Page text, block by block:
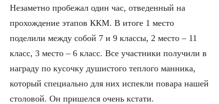
Незаметно пробежал один час, отведенный на
прохождение этапов ККМ. В итоге 1 место
поделили между собой 7 и 9 классы, 2 место – 11
класс, 3 место – 6 класс. Все участники получили в
награду по кусочку душистого теплого манника,
который специально для них испекли повара нашей
столовой. Он пришелся очень кстати.